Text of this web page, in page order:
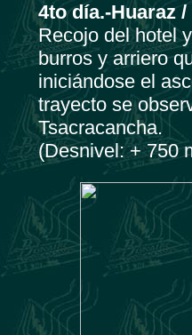
4to día.-Huaraz
Recojo del hotel
burros y arriero
iniciándose el
trayecto se
Tsacracancha.
(Desnivel: + 750